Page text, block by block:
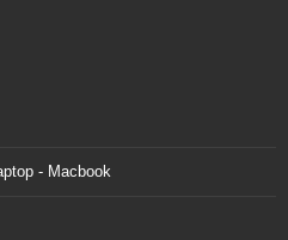
- Macbook